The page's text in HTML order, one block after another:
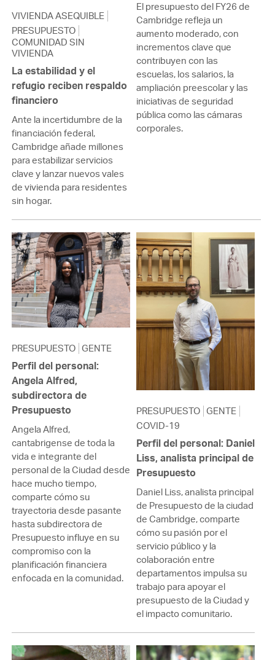
VIVIENDA ASEQUIBLE
PRESUPUESTO
COMUNIDAD SIN
VIVIENDA
La estabilidad y el
refugio reciben respaldo
financiero
Ante la incertidumbre de la
financiación federal,
Cambridge añade millones
para estabilizar servicios
clave y lanzar nuevos vales
de vivienda para residentes
sin hogar.
El presupuesto del FY26 de
Cambridge refleja un
aumento moderado, con
incrementos clave que
contribuyen con las
escuelas, los salarios, la
ampliación preescolar y las
iniciativas de seguridad
pública como las cámaras
corporales.
PRESUPUESTO GENTE
Perfil del personal:
Angela Alfred,
subdirectora de
Presupuesto
Angela Alfred,
cantabrigense de toda la
vida e integrante del
personal de la Ciudad desde
hace mucho tiempo,
comparte cómo su
trayectoria desde pasante
hasta subdirectora de
Presupuesto influye en su
compromiso con la
planificación financiera
enfocada en la comunidad.
PRESUPUESTO GENTE
COVID-19
Perfil del personal: Daniel
Liss, analista principal de
Presupuesto
Daniel Liss, analista principal
de Presupuesto de la ciudad
de Cambridge, comparte
cómo su pasión por el
servicio público y la
colaboración entre
departamentos impulsa su
trabajo para apoyar el
presupuesto de la Ciudad y
el impacto comunitario.